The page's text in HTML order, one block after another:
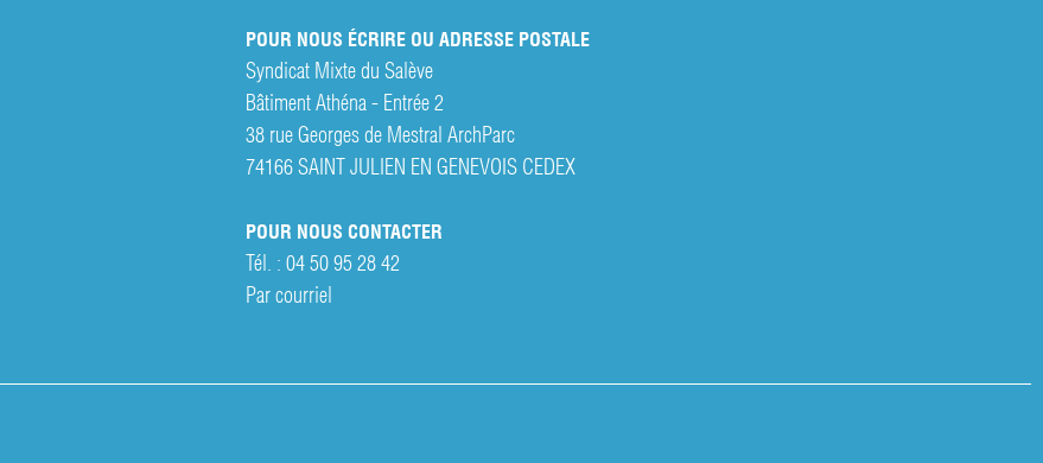
POUR NOUS ÉCRIRE OU ADRESSE POSTALE
Syndicat Mixte du Salève
Bâtiment Athéna - Entrée 2
38 rue Georges de Mestral ArchParc
74166 SAINT JULIEN EN GENEVOIS CEDEX
POUR NOUS CONTACTER
Tél. : 04 50 95 28 42
Par courriel